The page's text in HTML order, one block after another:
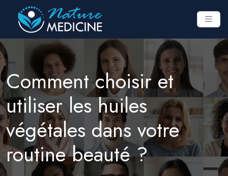
Comment choisir et
utiliser les huiles
végétales dans votre
routine beauté ?